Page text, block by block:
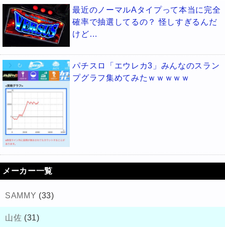
最近のノーマルAタイプって本当に完全
確率で抽選してるの？ 怪しすぎるんだ
けど…
パチスロ「エウレカ3」みんなのスラン
プグラフ集めてみたｗｗｗｗｗ
メーカー一覧
SAMMY (33)
山佐 (31)